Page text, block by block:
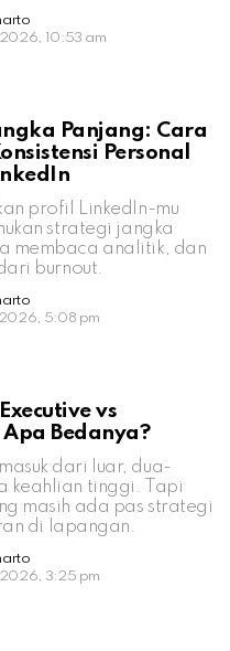
10:53 am
Panjang: Cara
Personal
profil LinkedIn-mu
strategi jangka
membaca analitik, dan
burnout.
5:08 pm
vs
Bedanya?
dari luar, dua-
keahlian tinggi. Tapi
masih ada pas strategi
di lapangan.
3:25 pm